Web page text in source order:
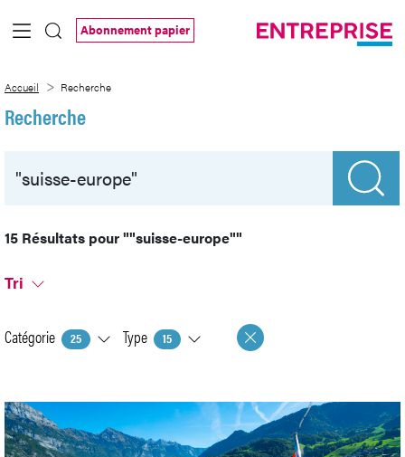
Saut au contenu principal
Abonnement papier
Accueil Recherche
Recherche
15 Résultats pour""suisse-europe""
Tri
Catégorie 25 Type 15